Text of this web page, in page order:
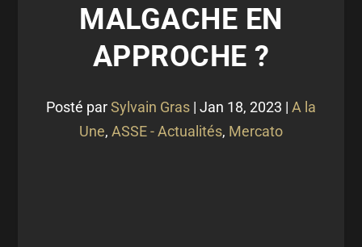
MALGACHE EN
APPROCHE ?
Posté parSylvain Gras | Jan 18, 2023 | A la
Une, ASSE - Actualités, Mercato